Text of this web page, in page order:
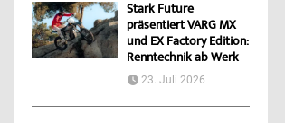
Stark Future
präsentiert VARG MX
und EX Factory Edition:
Renntechnik ab Werk
23. Juli 2026